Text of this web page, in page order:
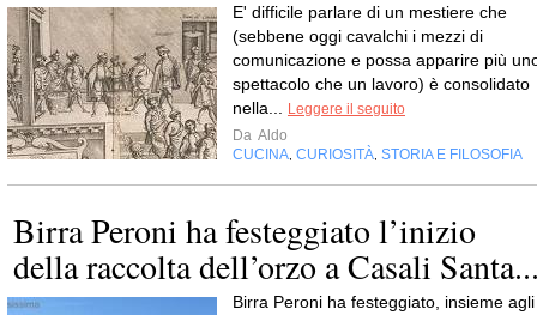
E' difficile parlare di un mestiere che
(sebbene oggi cavalchi i mezzi di
comunicazione e possa apparire più
spettacolo che un lavoro) è consolidato
nella...
Leggere il seguito
Da Aldo
CUCINA CURIOSITÀ STORIA E FILOSOFIA
Birra Peroni ha festeggiato l’inizio
della raccolta dell’orzo a Casali
Birra Peroni ha festeggiato, insieme agli